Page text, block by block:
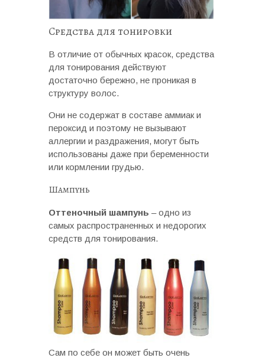
Средства для тонировки
В отличие от обычных красок, средства
для тонирования действуют
достаточно бережно, не проникая в
структуру волос.
Они не содержат в составе аммиак и
пероксид и поэтому не вызывают
аллергии и раздражения, могут быть
использованы даже при беременности
или кормлении грудью.
Шампунь
Оттеночный шампунь – одно из
самых распространенных и недорогих
средств для тонирования.
Сам по себе он может быть очень